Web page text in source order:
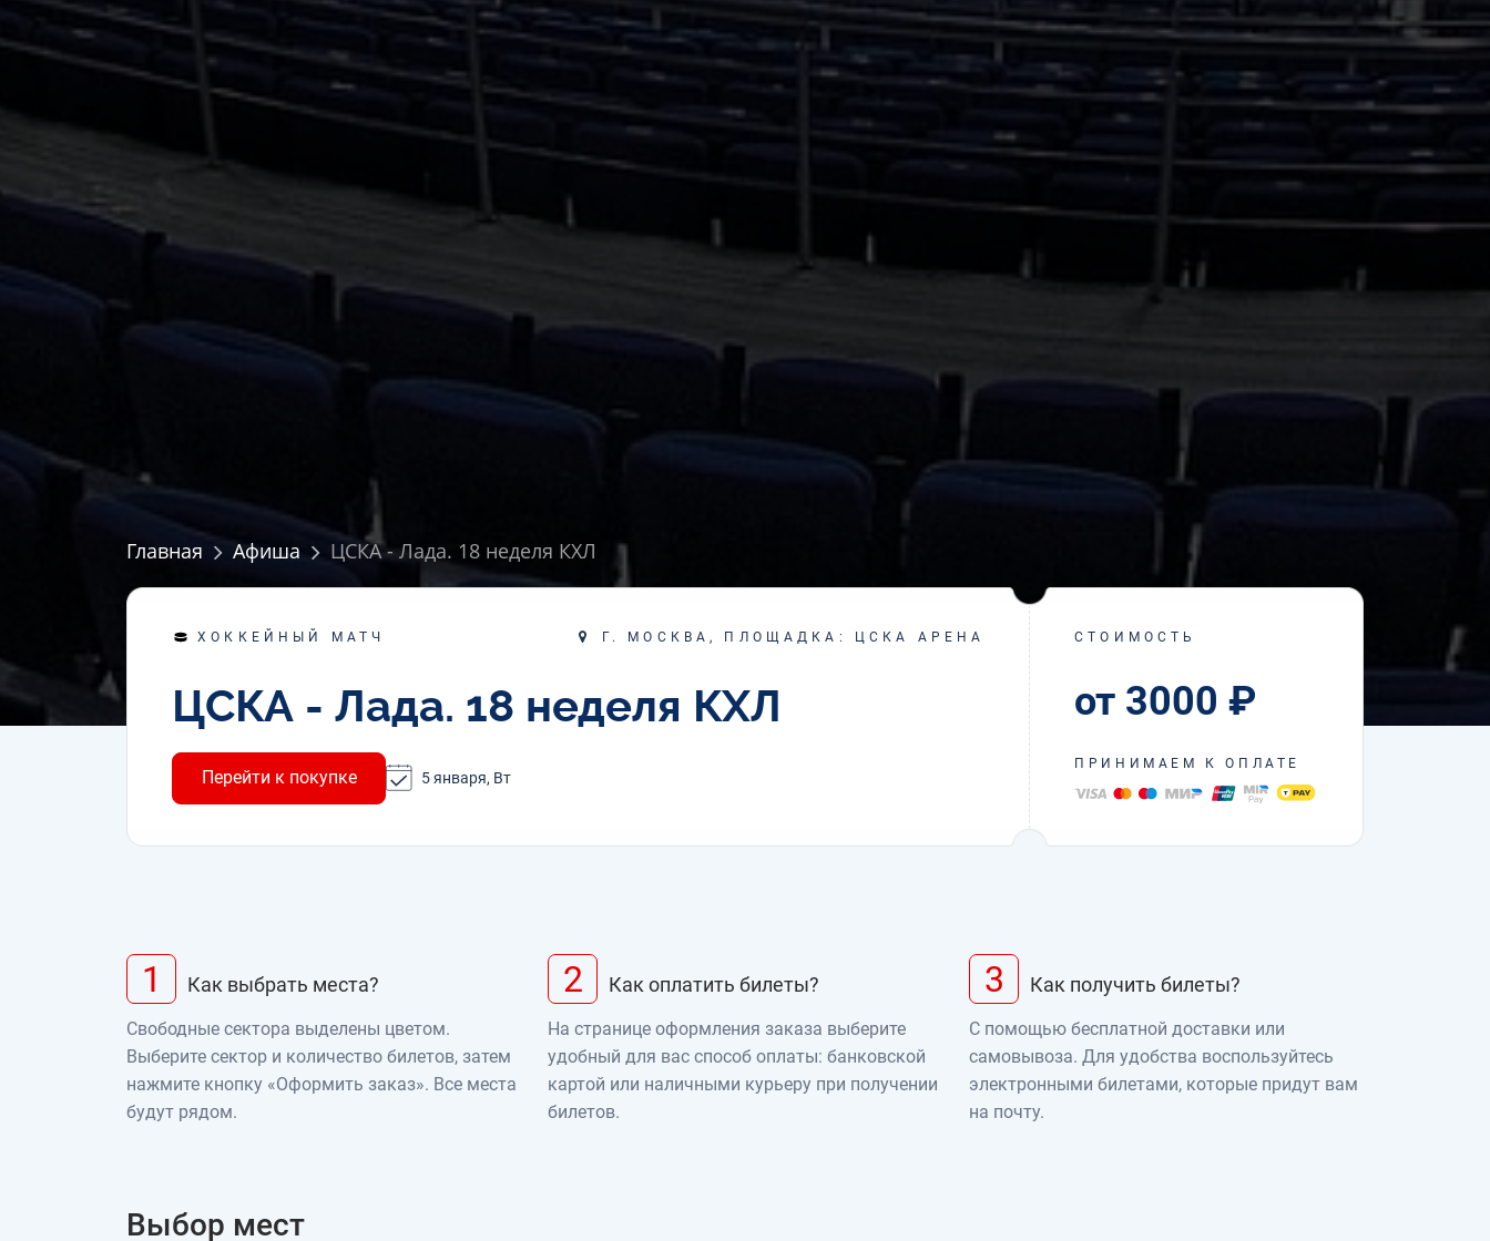
Главная Афиша ЦСКА - Лада. 18 неделя КХЛ
ХОККЕЙНЫЙ МАТЧ Г. МОСКВА, ПЛОЩАДКА: ЦСКА АРЕНА
ЦСКА - Лада. 18 неделя КХЛ
Перейти к покупке 5 января, Вт
СТОИМОСТЬ
от 3000 ₽
ПРИНИМАЕМ К ОПЛАТЕ
1 Как выбрать места?
Свободные сектора выделены цветом.
Выберите сектор и количество билетов, затем
нажмите кнопку «Оформить заказ». Все места
будут рядом.
2 Как оплатить билеты?
На странице оформления заказа выберите
удобный для вас способ оплаты: банковской
картой или наличными курьеру при получении
билетов.
3 Как получить билеты?
С помощью бесплатной доставки или
самовывоза. Для удобства воспользуйтесь
электронными билетами, которые придут вам
на почту.
Выбор мест